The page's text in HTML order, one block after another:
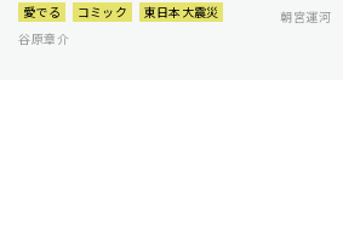
愛でる コミック
東日本大震災
谷原章介
朝宮運河